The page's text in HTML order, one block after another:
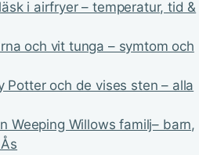
i airfryer – temperatur, tid &
och vit tunga – symtom och
Potter och de vises sten – alla
Weeping Willows familj– barn,